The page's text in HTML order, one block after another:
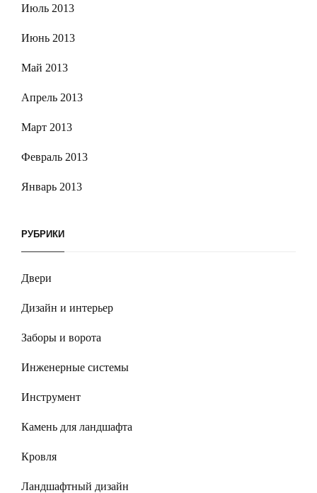
Июль 2013
Июнь 2013
Май 2013
Апрель 2013
Март 2013
Февраль 2013
Январь 2013
РУБРИКИ
Двери
Дизайн и интерьер
Заборы и ворота
Инженерные системы
Инструмент
Камень для ландшафта
Кровля
Ландшафтный дизайн